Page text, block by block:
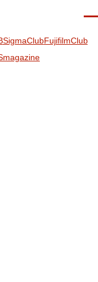
SigmaClubFujifilmClub